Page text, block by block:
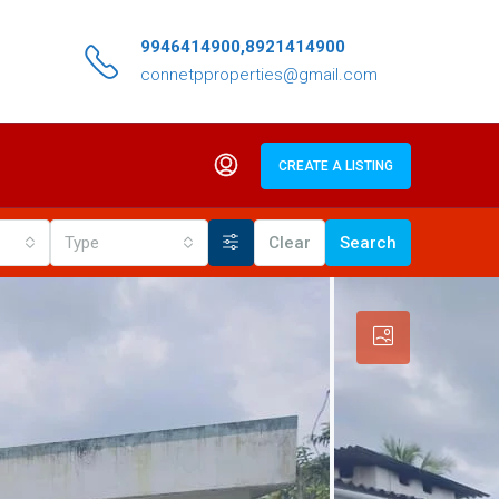
9946414900,8921414900
connetpproperties@gmail.com
CREATE A LISTING
Type Clear Search